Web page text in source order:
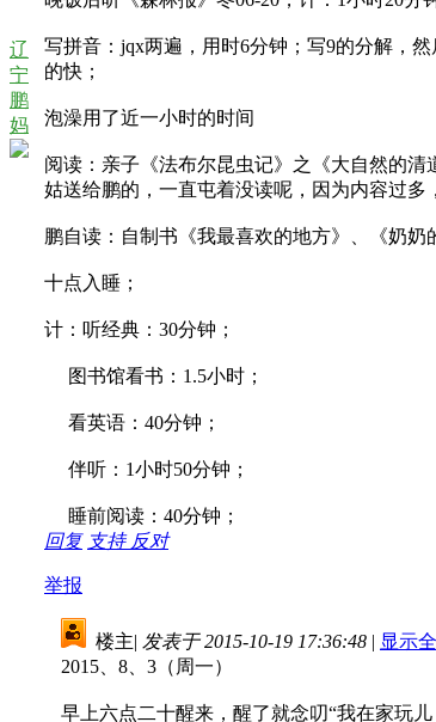
辽
宁
鹏
妈
写拼音：jqx两遍，用时6分钟；写9的分解，
的快；
泡澡用了近一小时的时间
阅读：亲子《法布尔昆虫记》之《大自然的
姑送给鹏的，一直屯着没读呢，因为内容过多
鹏自读：自制书《我最喜欢的地方》、《奶奶
十点入睡；
计：听经典：30分钟；
图书馆看书：1.5小时；
看英语：40分钟；
伴听：1小时50分钟；
睡前阅读：40分钟；
回复 支持 反对
举报
楼主| 发表于 2015-10-19 17:36:48 | 显示
2015、8、3（周一）
早上六点二十醒来，醒了就念叨“我在家玩